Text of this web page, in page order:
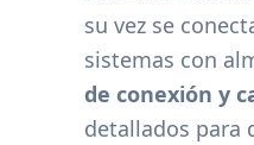
su vez se
sistemas con
de conexión y
detallados para